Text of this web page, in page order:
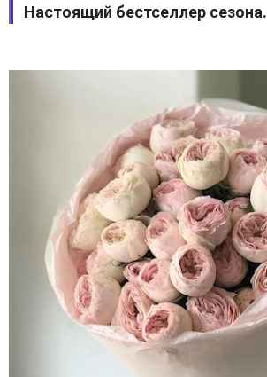
Настоящий бестселлер сезона.